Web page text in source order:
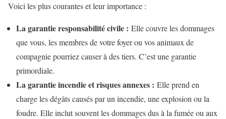
Voici les plus courantes et leur importance :
La garantie responsabilité civile : Elle couvre les dommages
que vous, les membres de votre foyer ou vos animaux de
compagnie pourriez causer à des tiers. C’est une garantie
primordiale.
La garantie incendie et risques annexes : Elle prend en
charge les dégâts causés par un incendie, une explosion ou la
foudre. Elle inclut souvent les dommages dus à la fumée ou aux